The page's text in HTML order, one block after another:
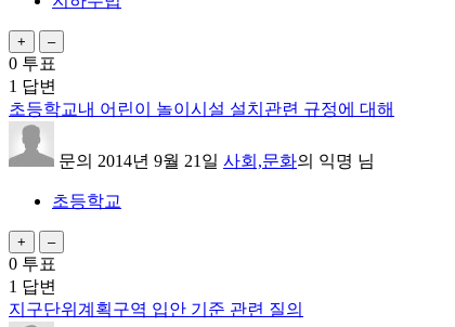
0 투표
1 답변
초등학교내 어린이 놀이시설 설치관련 규정에 대해
문의 2014년 9월 21일 사회,문화의 익명 님
초등학교
0 투표
1 답변
지구단위계획구역 입안 기준 관련 질의